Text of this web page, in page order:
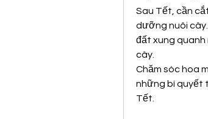
Sau Tết, cần
dưỡng nuôi
đất xung quanh
cây.
Chăm sóc hoa
những bí quyết
Tết.